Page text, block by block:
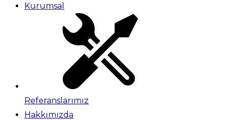
Kurumsal
Referanslarımız
Hakkımızda